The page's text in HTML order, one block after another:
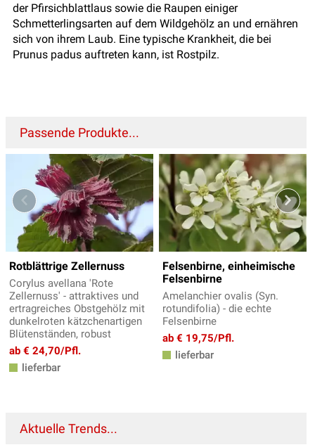
der Pfirsichblattlaus sowie die Raupen einiger
Schmetterlingsarten auf dem Wildgehölz an und ernähren
sich von ihrem Laub. Eine typische Krankheit, die bei
Prunus padus auftreten kann, ist Rostpilz.
Passende Produkte...
Rotblättrige Zellernuss
Corylus avellana 'Rote
Zellernuss' - attraktives und
ertragreiches Obstgehölz mit
dunkelroten kätzchenartigen
Blütenständen, robust
ab € 24,70/Pfl.
lieferbar
Felsenbirne, einheimische
Felsenbirne
Amelanchier ovalis (Syn.
rotundifolia) - die echte
Felsenbirne
ab € 19,75/Pfl.
lieferbar
Aktuelle Trends...